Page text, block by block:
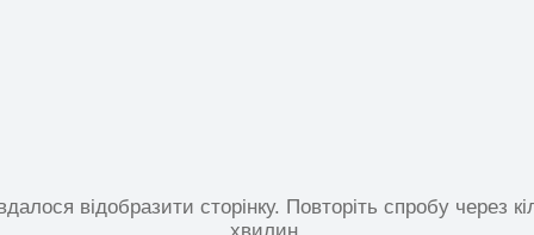
відобразити сторінку. Повторіть спробу через